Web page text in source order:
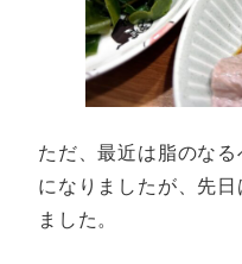
ただ、最近は脂のな
になりましたが、先
ました。